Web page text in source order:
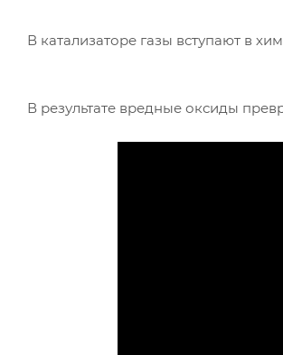
В катализаторе газы вступают в
В результате вредные оксиды